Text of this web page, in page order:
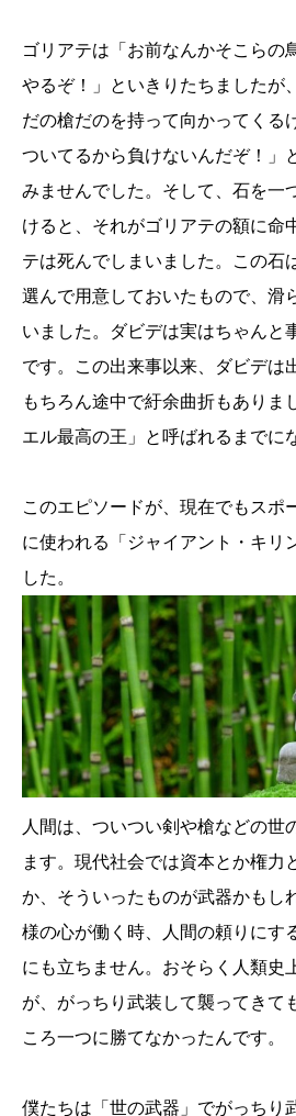
ゴリアテは「お前なんかそこらの
やるぞ！」といきりたちましたが
だの槍だのを持って向かってくる
ついてるから負けないんだぞ！」
みませんでした。そして、石を一
けると、それがゴリアテの額に命
テは死んでしまいました。この石
選んで用意しておいたもので、滑
いました。ダビデは実はちゃんと
です。この出来事以来、ダビデは
もちろん途中で紆余曲折もありま
エル最高の王」と呼ばれるまでに
このエピソードが、現在でもスポ
に使われる「ジャイアント・キリ
した。
人間は、ついつい剣や槍などの世
ます。現代社会では資本とか権力
か、そういったものが武器かもし
様の心が働く時、人間の頼りにす
にも立ちません。おそらく人類史
が、がっちり武装して襲ってきて
ころ一つに勝てなかったんです。
僕たちは「世の武器」でがっちり